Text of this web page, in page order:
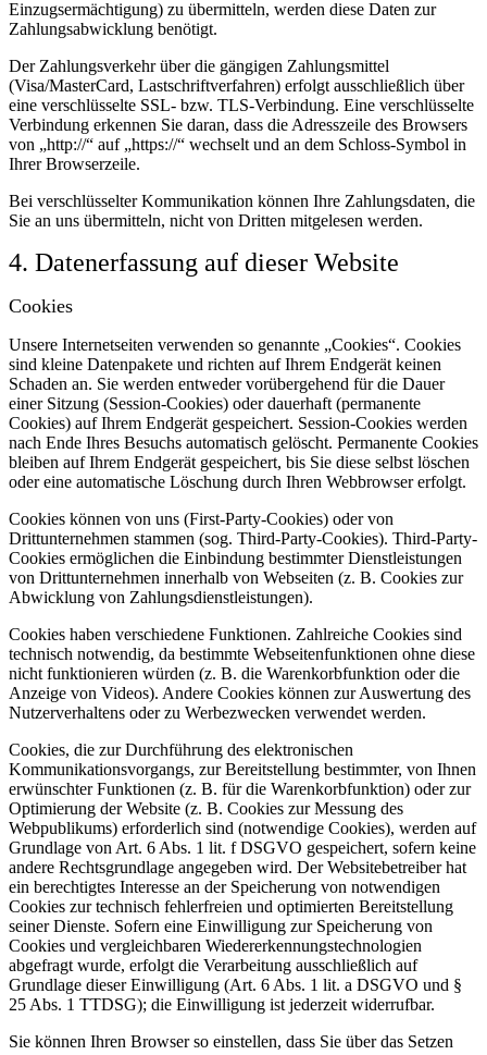
Einzugsermächtigung) zu übermitteln, werden diese Daten zur
Zahlungsabwicklung benötigt.
Der Zahlungsverkehr über die gängigen Zahlungsmittel
(Visa/MasterCard, Lastschriftverfahren) erfolgt ausschließlich über
eine verschlüsselte SSL- bzw. TLS-Verbindung. Eine verschlüsselte
Verbindung erkennen Sie daran, dass die Adresszeile des Browsers
von „http://“ auf „https://“ wechselt und an dem Schloss-Symbol in
Ihrer Browserzeile.
Bei verschlüsselter Kommunikation können Ihre Zahlungsdaten, die
Sie an uns übermitteln, nicht von Dritten mitgelesen werden.
4. Datenerfassung auf dieser Website
Cookies
Unsere Internetseiten verwenden so genannte „Cookies“. Cookies
sind kleine Datenpakete und richten auf Ihrem Endgerät keinen
Schaden an. Sie werden entweder vorübergehend für die Dauer
einer Sitzung (Session-Cookies) oder dauerhaft (permanente
Cookies) auf Ihrem Endgerät gespeichert. Session-Cookies werden
nach Ende Ihres Besuchs automatisch gelöscht. Permanente Cookies
bleiben auf Ihrem Endgerät gespeichert, bis Sie diese selbst löschen
oder eine automatische Löschung durch Ihren Webbrowser erfolgt.
Cookies können von uns (First-Party-Cookies) oder von
Drittunternehmen stammen (sog. Third-Party-Cookies). Third-Party-
Cookies ermöglichen die Einbindung bestimmter Dienstleistungen
von Drittunternehmen innerhalb von Webseiten (z. B. Cookies zur
Abwicklung von Zahlungsdienstleistungen).
Cookies haben verschiedene Funktionen. Zahlreiche Cookies sind
technisch notwendig, da bestimmte Webseitenfunktionen ohne diese
nicht funktionieren würden (z. B. die Warenkorbfunktion oder die
Anzeige von Videos). Andere Cookies können zur Auswertung des
Nutzerverhaltens oder zu Werbezwecken verwendet werden.
Cookies, die zur Durchführung des elektronischen
Kommunikationsvorgangs, zur Bereitstellung bestimmter, von Ihnen
erwünschter Funktionen (z. B. für die Warenkorbfunktion) oder zur
Optimierung der Website (z. B. Cookies zur Messung des
Webpublikums) erforderlich sind (notwendige Cookies), werden auf
Grundlage von Art. 6 Abs. 1 lit. f DSGVO gespeichert, sofern keine
andere Rechtsgrundlage angegeben wird. Der Websitebetreiber hat
ein berechtigtes Interesse an der Speicherung von notwendigen
Cookies zur technisch fehlerfreien und optimierten Bereitstellung
seiner Dienste. Sofern eine Einwilligung zur Speicherung von
Cookies und vergleichbaren Wiedererkennungstechnologien
abgefragt wurde, erfolgt die Verarbeitung ausschließlich auf
Grundlage dieser Einwilligung (Art. 6 Abs. 1 lit. a DSGVO und §
25 Abs. 1 TTDSG); die Einwilligung ist jederzeit widerrufbar.
Sie können Ihren Browser so einstellen, dass Sie über das Setzen